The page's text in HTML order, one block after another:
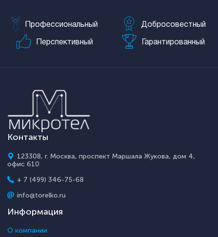
Профессиональный Добросовестный
Перспективный Гарантированный
Контакты
123308, г. Москва, проспект Маршала Жукова, дом 4,
офис 610
+ 7 (499) 346-75-68
info@torelko.ru
Информация
О компании